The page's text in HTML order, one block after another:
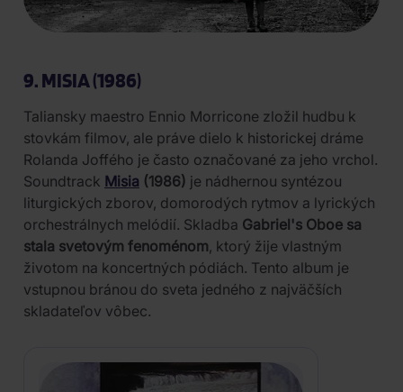
9. MISIA (1986)
Taliansky maestro Ennio Morricone zložil hudbu k
stovkám filmov, ale práve dielo k historickej dráme
Rolanda Joffého je často označované za jeho vrchol.
Soundtrack Misia (1986) je nádhernou syntézou
liturgických zborov, domorodých rytmov a lyrických
orchestrálnych melódií. Skladba Gabriel's Oboe sa
stala svetovým fenoménom, ktorý žije vlastným
životom na koncertných pódiách. Tento album je
vstupnou bránou do sveta jedného z najväčších
skladateľov vôbec.